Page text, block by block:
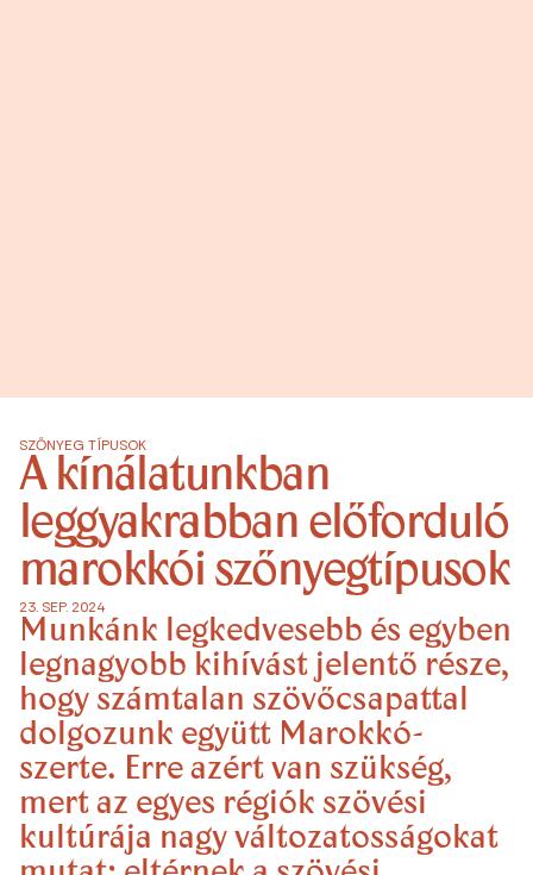
SZŐNYEG TÍPUSOK
A kínálatunkban
leggyakrabban előforduló
marokkói szőnyegtípusok
23. SEP. 2024
Munkánk legkedvesebb és egyben
legnagyobb kihívást jelentő része,
hogy számtalan szövőcsapattal
dolgozunk együtt Marokkó-
szerte. Erre azért van szükség,
mert az egyes régiók szövési
kultúrája nagy változatosságokat